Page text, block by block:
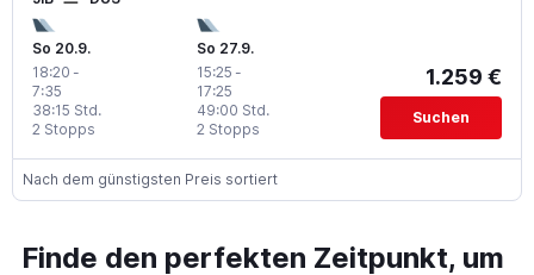
So 20.9.
18:20 -
7:35
2 Stopps
38:15 Std.
So 27.9.
15:25 -
17:25
2 Stopps
49:00 Std.
1.259 €
Suchen
Nach dem günstigsten Preis sortiert
Finde den perfekten Zeitpunkt, um